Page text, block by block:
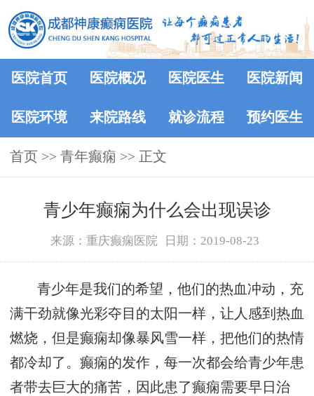
医院首页 医院概况 医院医生 医院新闻
医院环境 来院路线 就诊流程 预约医生
首页 >> 青年癫痫 >> 正文
青少年癫痫为什么会出现误诊
来源：重庆癫痫医院 日期：2019-08-23
青少年是我们的希望，他们的热血冲动，充
满干劲就像光彩夺目的太阳一样，让人感到热血
燃烧，但是癫痫却像暴风雪一样，把他们的热情
都冷却了。癫痫的发作，每一次都会给青少年患
者带去巨大的痛苦，因此患了癫痫需要早日治